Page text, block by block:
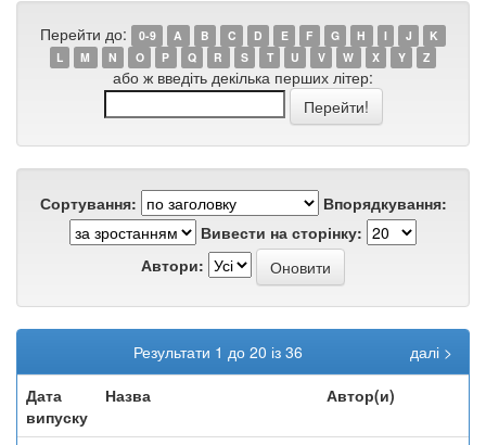
Перейти до: 0-9 A B C D E F G H I J
K
L
M N O P Q R S T U V W X Y Z
або ж введіть декілька перших літер:
Сортування:
Впорядкування:
Вивести на сторінку:
Автори:
Результати 1 до 20 із 36
далі >
Дата
випуску
Назва Автор(и)